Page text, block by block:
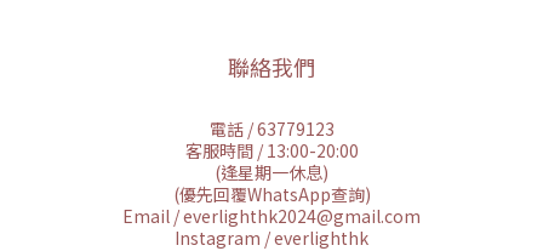
聯絡我們
電話 / 63779123
客服時間 / 13:00-20:00
(逢星期一休息)
(優先回覆WhatsApp查詢)
Email / everlighthk2024@gmail.com
Instagram / everlighthk